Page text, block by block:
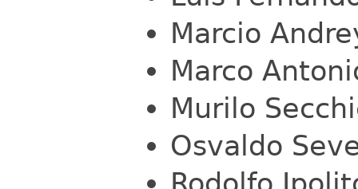
Marcio
Marco
Murilo
Osvaldo